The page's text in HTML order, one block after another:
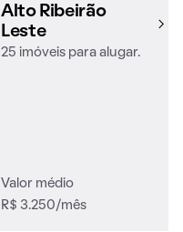
Alto Ribeirão
Leste
25 imóveis para alugar.
Valor médio
R$ 3.250/mês